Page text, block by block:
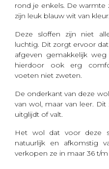
rond je enkels. De warmte
zijn leuk blauw wit van kleur.
Deze sloffen zijn niet
luchtig. Dit zorgt ervoor
afgeven gemakkelijk
hierdoor ook erg
voeten niet zweten.
De onderkant van deze
van wol, maar van leer.
uitglijdt of valt.
Het wol dat voor deze
natuurlijk en afkomstig
verkopen ze in maar 36 t/m